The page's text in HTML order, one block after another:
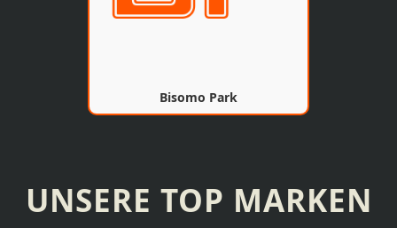
Bisomo Park
UNSERE TOP MARKEN